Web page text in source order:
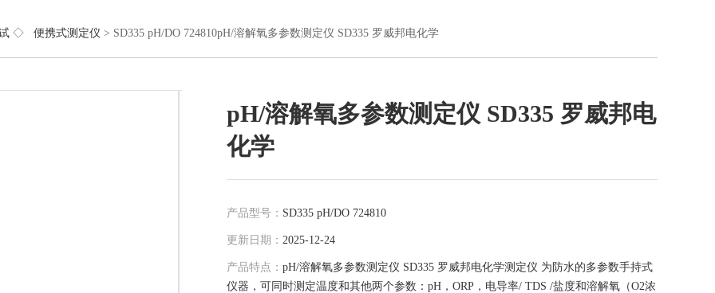
◇ 便携式测定仪 > SD335 pH/DO 724810pH/溶解氧多参数测定仪 SD335 罗威邦电化学
pH/溶解氧多参数测定仪 SD335 罗威邦电
化学
产品型号： SD335 pH/DO 724810
更新日期： 2025-12-24
产品特点： pH/溶解氧多参数测定仪 SD335 罗威邦电化学测定仪 为防水的多参数手持式
仪器，可同时测定温度和其他两个参数：pH，ORP，电导率/ TDS /盐度和溶解氧（O2浓